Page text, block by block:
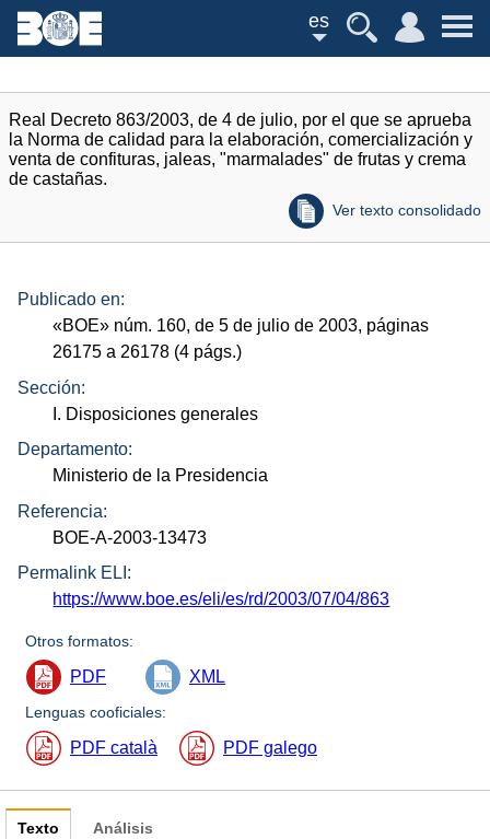
es
Real Decreto 863/2003, de 4 de julio, por el que se aprueba
la Norma de calidad para la elaboración, comercialización y
venta de confituras, jaleas, "marmalades" de frutas y crema
de castañas.
Ver texto consolidado
Publicado en:
«BOE» núm. 160, de 5 de julio de 2003, páginas
26175 a 26178 (4 págs.)
Sección:
I. Disposiciones generales
Departamento:
Ministerio de la Presidencia
Referencia:
BOE-A-2003-13473
Permalink ELI:
https://www.boe.es/eli/es/rd/2003/07/04/863
Otros formatos:
PDF XML
Lenguas cooficiales:
PDF català PDF galego
Texto Análisis